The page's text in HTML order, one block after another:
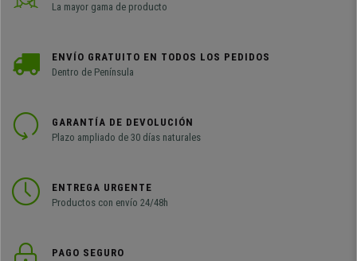
La mayor gama de producto
ENVÍO GRATUITO EN TODOS LOS PEDIDOS
Dentro de Península
GARANTÍA DE DEVOLUCIÓN
Plazo ampliado de 30 días naturales
ENTREGA URGENTE
Productos con envío 24/48h
PAGO SEGURO